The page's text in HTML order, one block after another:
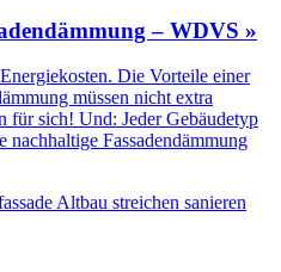
– WDVS »
Die Vorteile einer
müssen nicht extra
für sich! Und: Jeder Gebäudetyp
Fassadendämmung